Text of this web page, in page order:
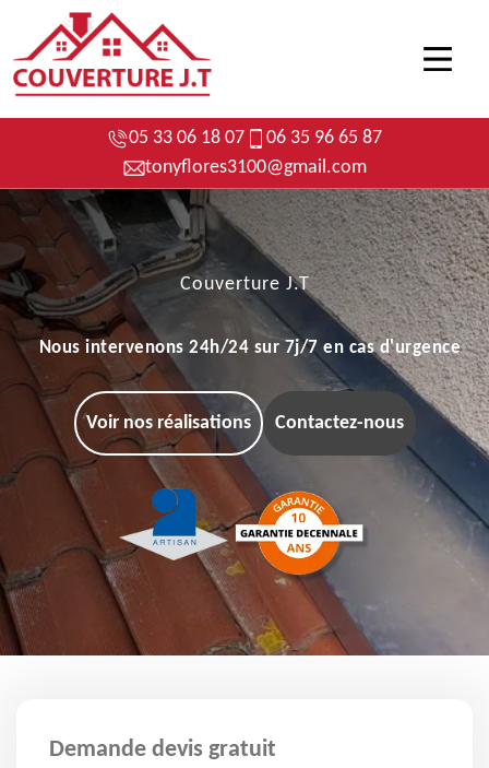
05 33 06 18 07
06 35 96 65 87
tonyflores3100@gmail.com
Couverture J.T
Nous intervenons 24h/24 sur 7j/7 en cas d'urgence
Voir nos réalisations Contactez-nous
Demande devis gratuit